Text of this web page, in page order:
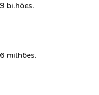
bilhões.
milhões.